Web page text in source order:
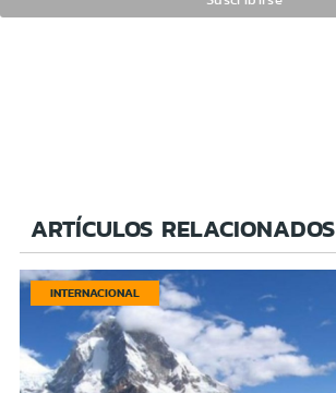
ARTÍCULOS RELACIONADOS
INTERNACIONAL